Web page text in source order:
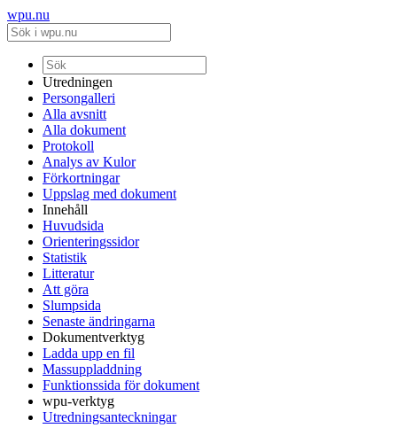
wpu.nu
Utredningen
Persongalleri
Alla avsnitt
Alla dokument
Protokoll
Analys av Kulor
Förkortningar
Uppslag med dokument
Innehåll
Huvudsida
Orienteringssidor
Statistik
Litteratur
Att göra
Slumpsida
Senaste ändringarna
Dokumentverktyg
Ladda upp en fil
Massuppladdning
Funktionssida för dokument
wpu-verktyg
Utredningsanteckningar